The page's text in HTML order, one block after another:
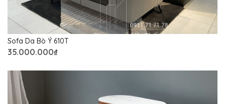
Sofa Da Bò Ý 610T
35.000.000₫